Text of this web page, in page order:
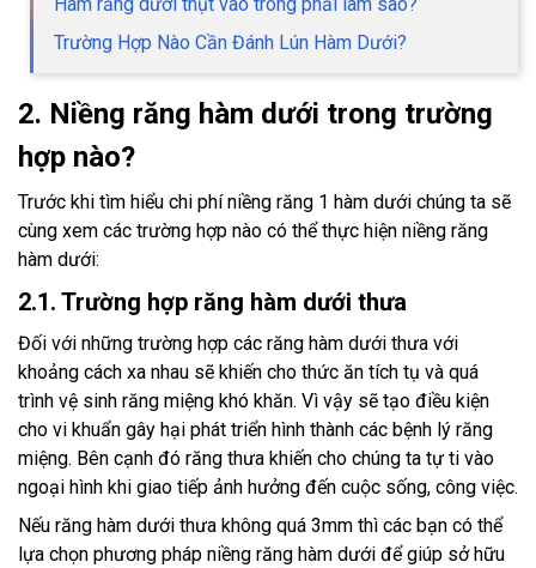
Hàm răng dưới thụt vào trong phải làm sao?
Trường Hợp Nào Cần Đánh Lún Hàm Dưới?
2. Niềng răng hàm dưới trong trường
hợp nào?
Trước khi tìm hiểu chi phí niềng răng 1 hàm dưới chúng ta sẽ
cùng xem các trường hợp nào có thể thực hiện niềng răng
hàm dưới:
2.1. Trường hợp răng hàm dưới thưa
Đối với những trường hợp các răng hàm dưới thưa với
khoảng cách xa nhau sẽ khiến cho thức ăn tích tụ và quá
trình vệ sinh răng miệng khó khăn. Vì vậy sẽ tạo điều kiện
cho vi khuẩn gây hại phát triển hình thành các bệnh lý răng
miệng. Bên cạnh đó răng thưa khiến cho chúng ta tự ti vào
ngoại hình khi giao tiếp ảnh hưởng đến cuộc sống, công việc.
Nếu răng hàm dưới thưa không quá 3mm thì các bạn có thể
lựa chọn phương pháp niềng răng hàm dưới để giúp sở hữu